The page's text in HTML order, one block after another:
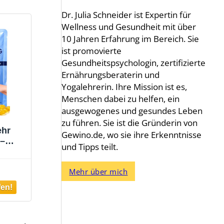
–
–
Dr. Julia Schneider ist Expertin für
Wellness und Gesundheit mit über
10 Jahren Erfahrung im Bereich. Sie
ist promovierte
Gesundheitspsychologin, zertifizierte
Ernährungsberaterin und
Yogalehrerin. Ihre Mission ist es,
Menschen dabei zu helfen, ein
ausgewogenes und gesundes Leben
zu führen. Sie ist die Gründerin von
Gewino.de, wo sie ihre Erkenntnisse
und Tipps teilt.
Mehr über mich